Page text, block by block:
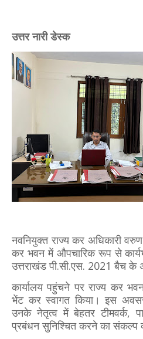
उत्तर नारी डेस्क
नवनियुक्त राज्य कर अधिकारी
कर भवन में औपचारिक रूप से
उत्तराखंड पी.सी.एस. 2021 बैच के
कार्यालय पहुंचने पर राज्य कर
भेंट कर स्वागत किया। इस
उनके नेतृत्व में बेहतर टीमवर्क,
प्रबंधन सुनिश्चित करने का संकल्प